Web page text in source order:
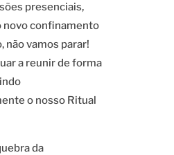
presenciais,
novo confinamento
não vamos parar!
a reunir de forma
o nosso Ritual
da